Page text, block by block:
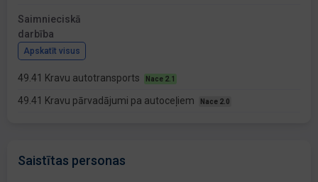
Saimnieciskā
darbība
Apskatīt visus
49.41 Kravu autotransports Nace 2.1
49.41 Kravu pārvadājumi pa autoceļiem Nace 2.0
Saistītas personas